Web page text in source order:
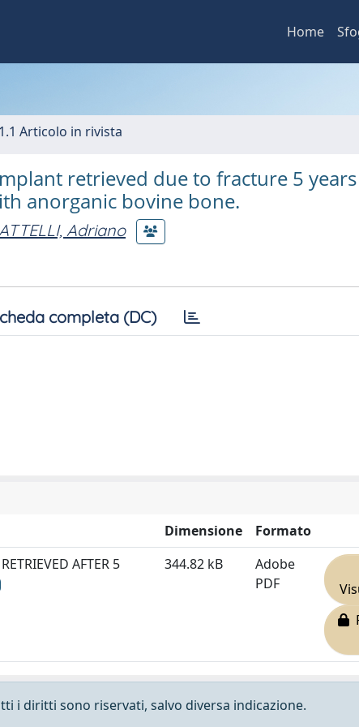
Home
1.1 Articolo in rivista
retrieved due to fracture 5
anorganic bovine bone.
Adriano
completa (DC)
Dimensione
Formato
AFTER 5
344.82 kB
Adobe
PDF
i diritti sono riservati, salvo diversa indicazione.